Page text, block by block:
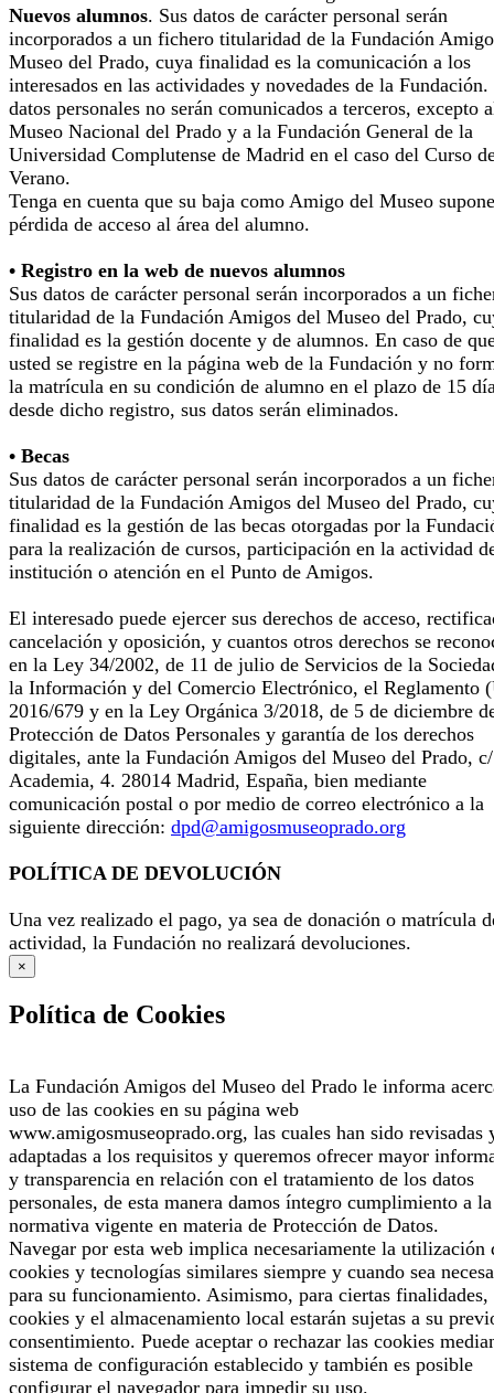
Nuevos alumnos. Sus datos de carácter personal serán
incorporados a un fichero titularidad de la Fundación
Museo del Prado, cuya finalidad es la comunicación a los
interesados en las actividades y novedades de la Fundación.
datos personales no serán comunicados a terceros, excepto
Museo Nacional del Prado y a la Fundación General de la
Universidad Complutense de Madrid en el caso del Curso
Verano.
Tenga en cuenta que su baja como Amigo del Museo
pérdida de acceso al área del alumno.
• Registro en la web de nuevos alumnos
Sus datos de carácter personal serán incorporados a un
titularidad de la Fundación Amigos del Museo del Prado,
finalidad es la gestión docente y de alumnos. En caso de
usted se registre en la página web de la Fundación y no
la matrícula en su condición de alumno en el plazo de 15
desde dicho registro, sus datos serán eliminados.
• Becas
Sus datos de carácter personal serán incorporados a un
titularidad de la Fundación Amigos del Museo del Prado,
finalidad es la gestión de las becas otorgadas por la
para la realización de cursos, participación en la actividad
institución o atención en el Punto de Amigos.
El interesado puede ejercer sus derechos de acceso,
cancelación y oposición, y cuantos otros derechos se
en la Ley 34/2002, de 11 de julio de Servicios de la
la Información y del Comercio Electrónico, el Reglamento
2016/679 y en la Ley Orgánica 3/2018, de 5 de diciembre
Protección de Datos Personales y garantía de los derechos
digitales, ante la Fundación Amigos del Museo del Prado,
Academia, 4. 28014 Madrid, España, bien mediante
comunicación postal o por medio de correo electrónico a la
siguiente dirección: dpd@amigosmuseoprado.org
POLÍTICA DE DEVOLUCIÓN
Una vez realizado el pago, ya sea de donación o matrícula
actividad, la Fundación no realizará devoluciones.
×
Política de Cookies
La Fundación Amigos del Museo del Prado le informa
uso de las cookies en su página web
www.amigosmuseoprado.org, las cuales han sido revisadas
adaptadas a los requisitos y queremos ofrecer mayor
y transparencia en relación con el tratamiento de los datos
personales, de esta manera damos íntegro cumplimiento a la
normativa vigente en materia de Protección de Datos.
Navegar por esta web implica necesariamente la utilización
cookies y tecnologías similares siempre y cuando sea
para su funcionamiento. Asimismo, para ciertas finalidades,
cookies y el almacenamiento local estarán sujetas a su
consentimiento. Puede aceptar o rechazar las cookies
sistema de configuración establecido y también es posible
configurar el navegador para impedir su uso.